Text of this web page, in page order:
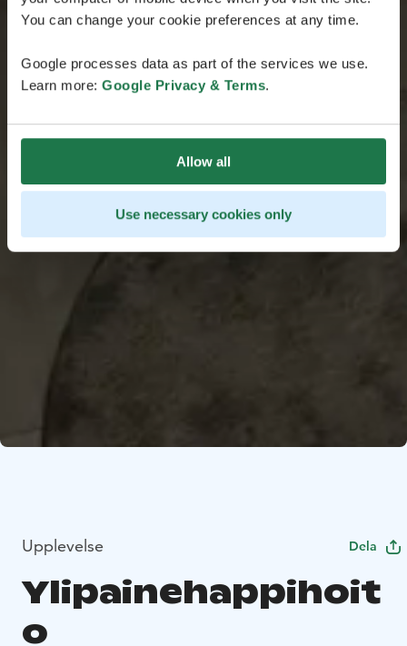
You can change your cookie preferences at any time.
Google processes data as part of the services we use.
Learn more: Google Privacy & Terms.
Allow all
Use necessary cookies only
Upplevelse Dela
Ylipainehappihoit
o